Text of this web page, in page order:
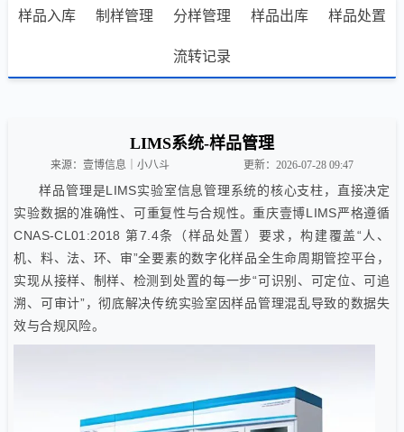
样品入库 制样管理 分样管理 样品出库 样品处置
流转记录
LIMS系统-样品管理
来源：壹博信息｜小八斗 更新：2026-07-28 09:47
样品管理是LIMS实验室信息管理系统的核心支柱，直接决定
实验数据的准确性、可重复性与合规性。重庆壹博LIMS严格遵循
CNAS-CL01:2018 第7.4条（样品处置）要求，构建覆盖“人、
机、料、法、环、审”全要素的数字化样品全生命周期管控平台，
实现从接样、制样、检测到处置的每一步“可识别、可定位、可追
溯、可审计”，彻底解决传统实验室因样品管理混乱导致的数据失
效与合规风险。